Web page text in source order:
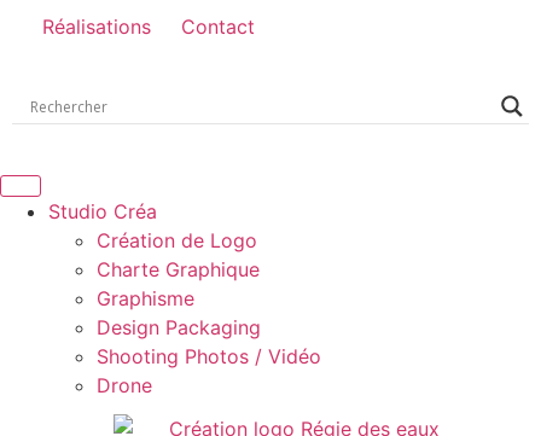
Réalisations Contact
Studio Créa
Création de Logo
Charte Graphique
Graphisme
Design Packaging
Shooting Photos / Vidéo
Drone